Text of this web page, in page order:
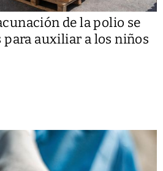
de la polio se
para auxiliar a los niños